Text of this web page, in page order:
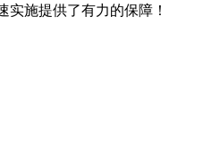
实施提供了有力的保障！